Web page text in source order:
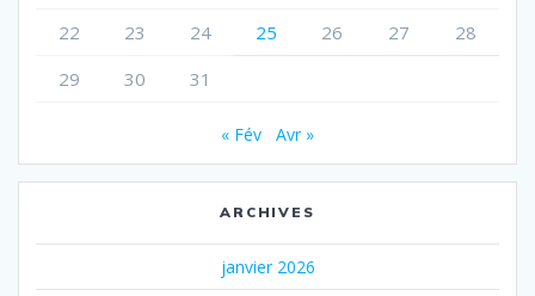
22
23 24 25 26 27
28
29
30 31
« Fév Avr »
ARCHIVES
janvier 2026